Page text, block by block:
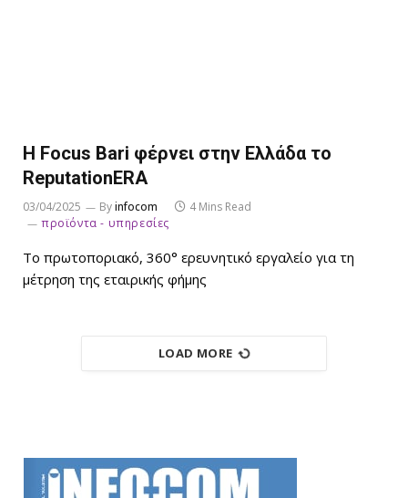
Η Focus Bari φέρνει στην Ελλάδα το
ReputationERA
03/04/2025 Byinfocom
4 Mins Read
προϊόντα - υπηρεσίες
Το πρωτοποριακό, 360° ερευνητικό εργαλείο για τη
μέτρηση της εταιρικής φήμης
LOAD MORE